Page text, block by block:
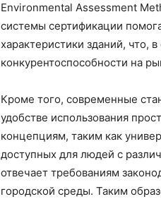
Environmental Assessment
системы сертификации
характеристики зданий, что,
конкурентоспособности на
Кроме того, современные
удобстве использования
концепциям, таким как
доступных для людей с
отвечает требованиям
городской среды. Таким